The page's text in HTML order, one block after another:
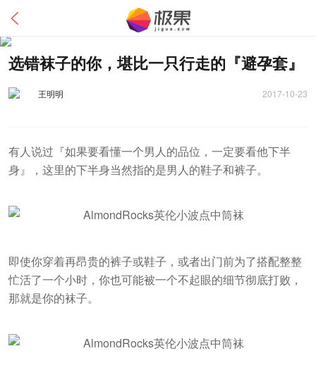
选错袜子的你，堪比一只行走的『避孕套』
王明明 2017-10-23
有人说过『如果要看懂一个男人的品位，一定要看他下半
身』，这里的下半身当然指的是男人的鞋子和裤子。
即使你穿着再昂贵的裤子或鞋子，或者出门前为了搭配整整
忙活了一个小时，你也可能被一个不起眼的细节彻底打败，
那就是你的袜子。